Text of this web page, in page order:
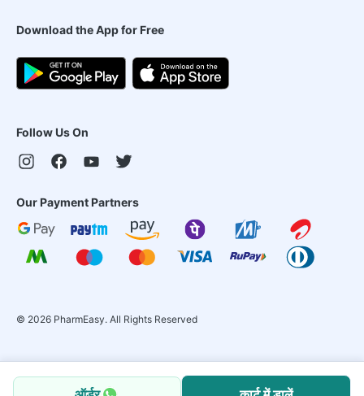
Download the App for Free
Follow Us On
Our Payment Partners
© 2026 PharmEasy. All Rights Reserved